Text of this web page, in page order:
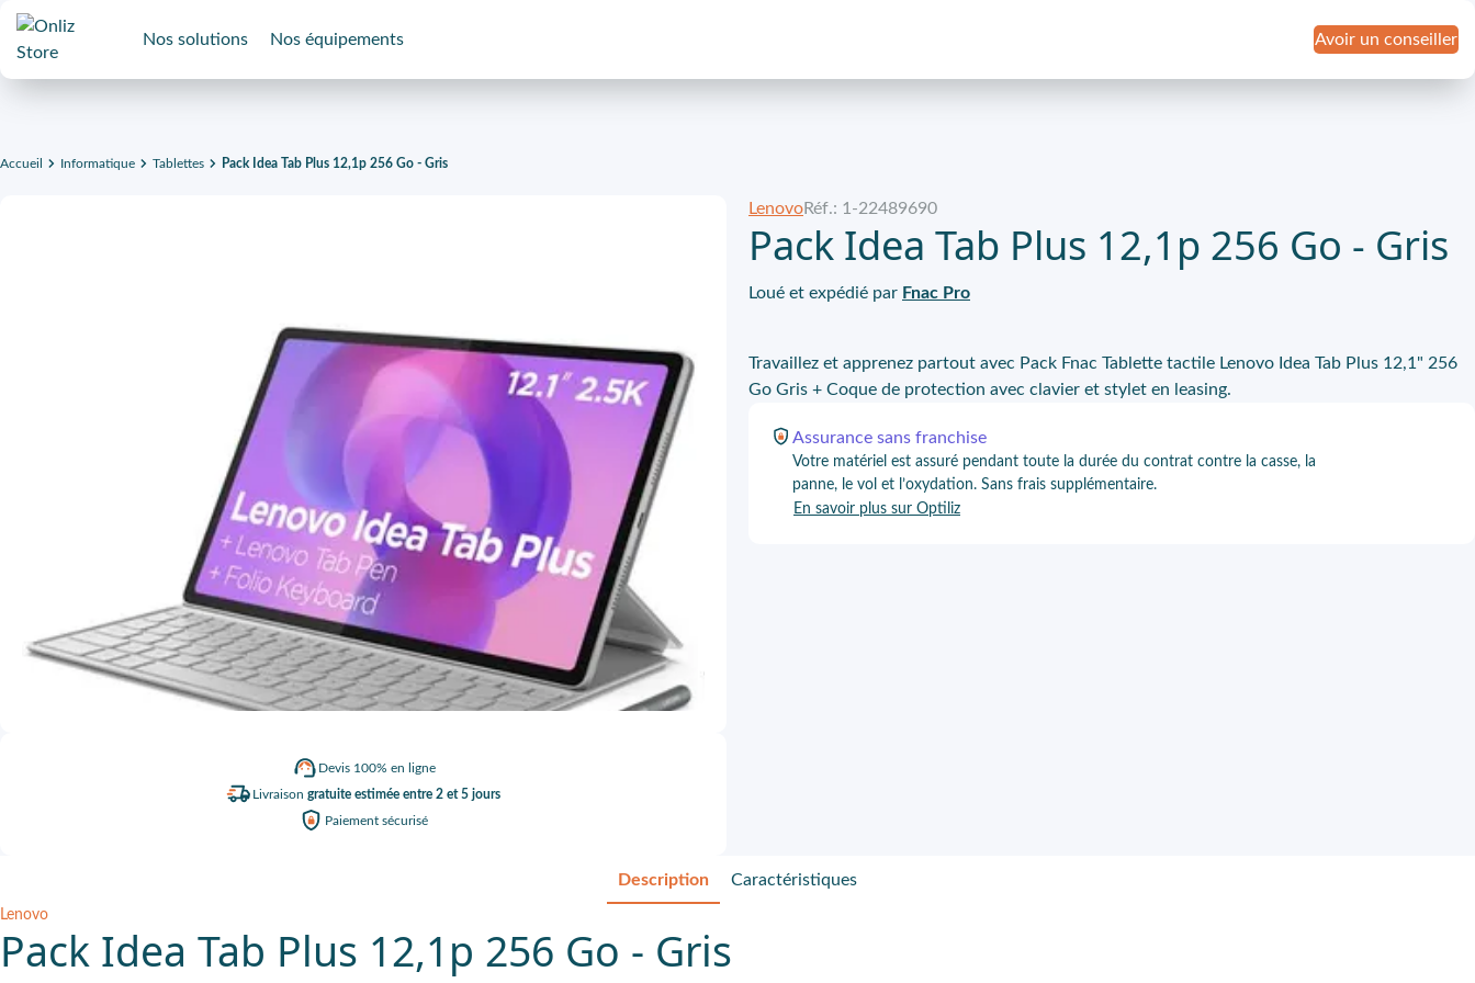
Nos solutions Nos équipements Avoir un conseiller
Accueil Informatique Tablettes Pack Idea Tab Plus 12,1p 256 Go - Gris
Devis 100% en ligne
Livraison gratuite estimée entre 2 et 5 jours
Paiement sécurisé
LenovoRéf.: 1-22489690
Pack Idea Tab Plus 12,1p 256 Go - Gris
Loué et expédié par Fnac Pro
Travaillez et apprenez partout avec Pack Fnac Tablette tactile Lenovo Idea Tab Plus 12,1" 256
Go Gris + Coque de protection avec clavier et stylet en leasing.
Assurance sans franchise
Votre matériel est assuré pendant toute la durée du contrat contre la casse, la
panne, le vol et l’oxydation. Sans frais supplémentaire.
En savoir plus sur Optiliz
Description Caractéristiques
Lenovo
Pack Idea Tab Plus 12,1p 256 Go - Gris